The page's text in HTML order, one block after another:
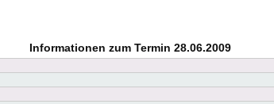
Informationen zum Termin 28.06.2009